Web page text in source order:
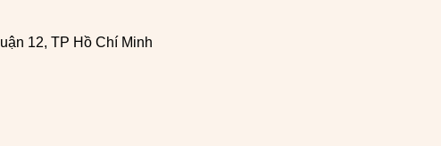
12, TP Hồ Chí Minh